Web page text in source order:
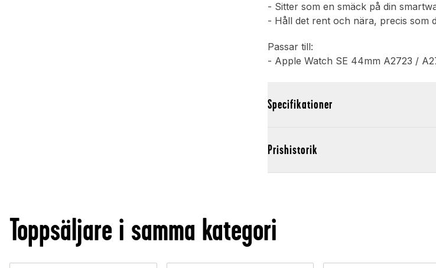
- Sitter som en smäck på din
- Håll det rent och nära, precis som
Passar till:
- Apple Watch SE 44mm A2723 /
Specifikationer
Prishistorik
Toppsäljare i samma kategori